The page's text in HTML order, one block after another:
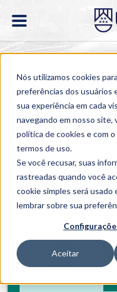
Nós utilizamos cookies
preferências dos usuários
sua experiência em cada
navegando em nosso site,
política de cookies e com
termos de uso.
Se você recusar, suas
rastreadas quando você
cookie simples será usado
lembrar sobre sua
Aceitar
Home > Cursos > EAD >
Mercado e Exportação no
MBA em
Exportação no
Investimento
Boleto bancário / PIX